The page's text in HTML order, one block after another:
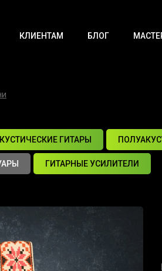
КЛИЕНТАМ БЛОГ
ГИТАРЫ
ГИТАРНЫЕ УСИЛИТЕЛИ